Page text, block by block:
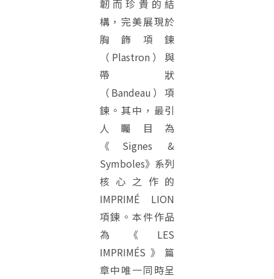
韌而珍貴的結
構，完美展現於
胸飾項鍊
（Plastron）與
帶狀
（Bandeau）項
鍊。其中，最引
人矚目為
《Signes &
Symboles》系列
核心之作的
IMPRIMÉ LION
項鍊。本件作品
為《LES
IMPRIMÉS》篇
章中唯一同時呈